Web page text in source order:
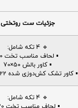
جزئیات ست روتختی
🔹 4 تکه شامل:
▪️ لحاف مناسب تخت 90
▪️ کاور بالش 50×70
▪️ کاور تشک کش‌دوزی شده 22×200×90
🔹 4 تکه شامل: